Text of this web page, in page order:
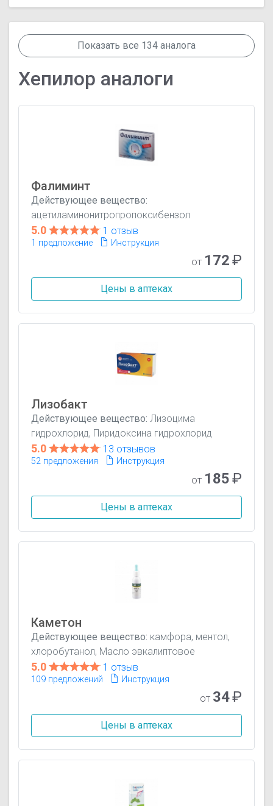
Показать все 134 аналога
Хепилор аналоги
Фалиминт
Действующее вещество:
ацетиламинонитропропоксибензол
5.0 1 отзыв
1 предложение Инструкция
от 172₽
Цены в аптеках
Лизобакт
Действующее вещество: Лизоцима
гидрохлорид, Пиридоксина гидрохлорид
5.0 13 отзывов
52 предложения Инструкция
от 185₽
Цены в аптеках
Каметон
Действующее вещество: камфора, ментол,
хлоробутанол, Масло эвкалиптовое
5.0 1 отзыв
109 предложений Инструкция
от 34₽
Цены в аптеках